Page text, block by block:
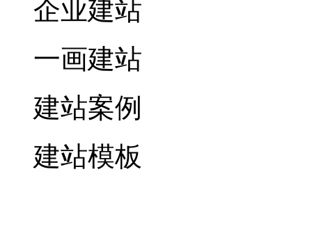
企业建站
一画建站
建站案例
建站模板